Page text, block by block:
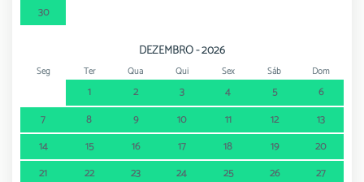
30
DEZEMBRO - 2026
Seg Ter Qua Qui Sex Sáb Dom
1 2 3 4 5
6
7
8 9 10 11 12
13
14
15 16 17 18 19
20
21
22 23 24 25 26 27